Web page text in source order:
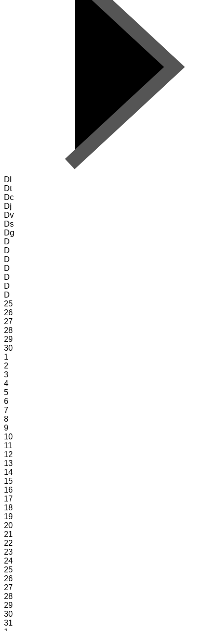
Dl
Dt
Dc
Dj
Dv
Ds
Dg
D
D
D
D
D
D
D
25
26
27
28
29
30
1
2
3
4
5
6
7
8
9
10
11
12
13
14
15
16
17
18
19
20
21
22
23
24
25
26
27
28
29
30
31